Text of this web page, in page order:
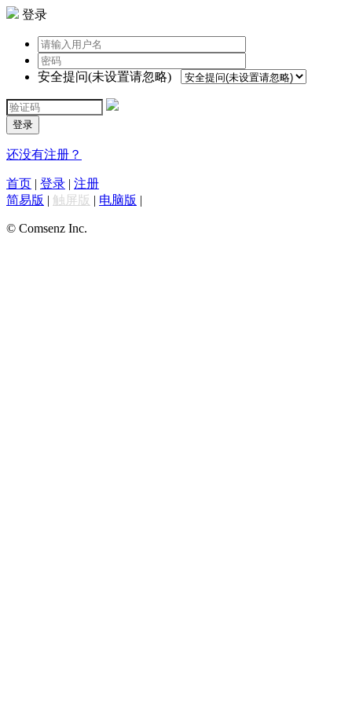
登录
安全提问(未设置请忽略)
登录
还没有注册？
首页 | 登录 | 注册
简易版 | 触屏版 | 电脑版 |
© Comsenz Inc.